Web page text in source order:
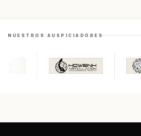
NUESTROS AUSPICIADORES